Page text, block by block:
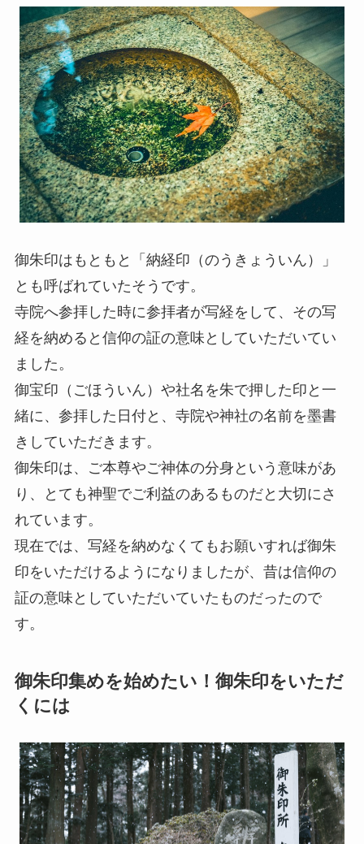
御朱印はもともと「納経印（のうきょういん）」
とも呼ばれていたそうです。
寺院へ参拝した時に参拝者が写経をして、その写
経を納めると信仰の証の意味としていただいてい
ました。
御宝印（ごほういん）や社名を朱で押した印と一
緒に、参拝した日付と、寺院や神社の名前を墨書
きしていただきます。
御朱印は、ご本尊やご神体の分身という意味があ
り、とても神聖でご利益のあるものだと大切にさ
れています。
現在では、写経を納めなくてもお願いすれば御朱
印をいただけるようになりましたが、昔は信仰の
証の意味としていただいていたものだったので
す。
御朱印集めを始めたい！御朱印をいただ
くには